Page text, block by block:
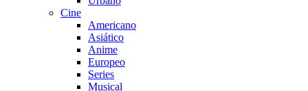
Cine
Americano
Asiático
Anime
Europeo
Series
Musical